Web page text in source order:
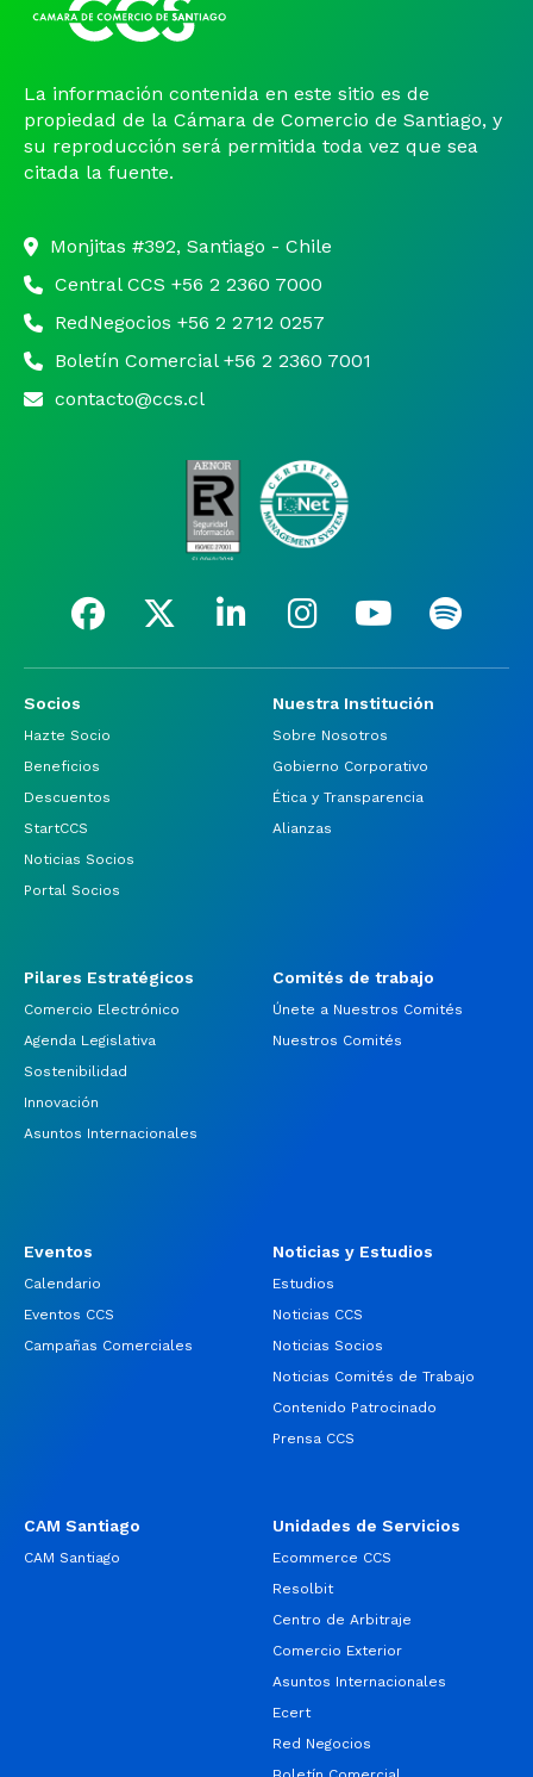
La información contenida en este sitio es de
propiedad de la Cámara de Comercio de Santiago, y
su reproducción será permitida toda vez que sea
citada la fuente.
Monjitas #392, Santiago - Chile
Central CCS +56 2 2360 7000
RedNegocios +56 2 2712 0257
Boletín Comercial +56 2 2360 7001
contacto@ccs.cl
Socios
Hazte Socio
Beneficios
Descuentos
StartCCS
Noticias Socios
Portal Socios
Nuestra Institución
Sobre Nosotros
Gobierno Corporativo
Ética y Transparencia
Alianzas
Pilares Estratégicos
Comercio Electrónico
Agenda Legislativa
Sostenibilidad
Innovación
Asuntos Internacionales
Comités de trabajo
Únete a Nuestros Comités
Nuestros Comités
Eventos
Calendario
Eventos CCS
Campañas Comerciales
Noticias y Estudios
Estudios
Noticias CCS
Noticias Socios
Noticias Comités de Trabajo
Contenido Patrocinado
Prensa CCS
CAM Santiago
CAM Santiago
Unidades de Servicios
Ecommerce CCS
Resolbit
Centro de Arbitraje
Comercio Exterior
Asuntos Internacionales
Ecert
Red Negocios